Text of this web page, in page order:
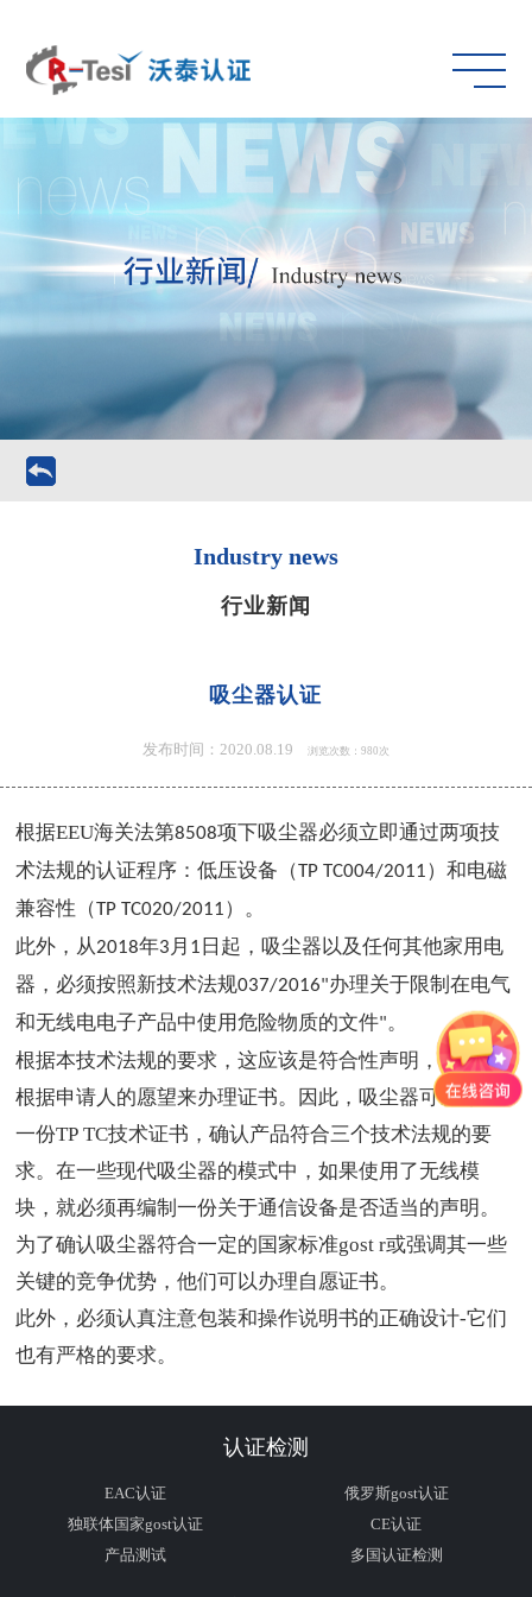
Industry news
行业新闻
吸尘器认证
发布时间：2020.08.19 浏览次数：980次
根据EEU海关法第8508项下吸尘器必须立即通过两项技
术法规的认证程序：低压设备（TP TC004/2011）和电磁
兼容性（TP TC020/2011）。
此外，从2018年3 月 1 日起，吸尘器以及任何其他家用电
器，必须按照新技术法规037/2016"办理关于限制在电气
和无线电电子产品中使用危险物质的文件"。
根据本技术法规的要求，这应该是符合性声明，但可以
根据申请人的愿望来办理证书。因此，吸尘器可以办理
一份TP TC技术证书，确认产品符合三个技术法规的要
求。在一些现代吸尘器的模式中，如果使用了无线模
块，就必须再编制一份关于通信设备是否适当的声明。
为了确认吸尘器符合一定的国家标准gost r或强调其一些
关键的竞争优势，他们可以办理自愿证书。
此外，必须认真注意包装和操作说明书的正确设计-它们
也有严格的要求。
认证检测
EAC认证
俄罗斯gost认证
独联体国家gost认证
CE认证
产品测试
多国认证检测